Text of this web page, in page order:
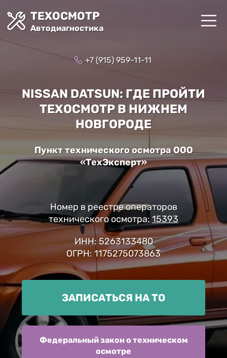
ТЕХОСМОТР
Автодиагностика
+7 (915) 959-11-11
NISSAN DATSUN: ГДЕ ПРОЙТИ
ТЕХОСМОТР В НИЖНЕМ
НОВГОРОДЕ
Пункт технического осмотра ООО
«ТехЭксперт»
Номер в реестре операторов
технического осмотра:15393
ИНН: 5263133480
ОГРН: 1175275073863
ЗАПИСАТЬСЯ НА ТО
Федеральный закон о техническом
осмотре